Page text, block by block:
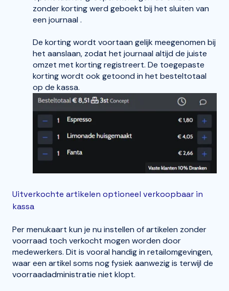
zonder korting werd geboekt bij het sluiten van
een journaal .
De korting wordt voortaan gelijk meegenomen bij
het aanslaan, zodat het journaal altijd de juiste
omzet met korting registreert. De toegepaste
korting wordt ook getoond in het besteltotaal
op de kassa.
Uitverkochte artikelen optioneel verkoopbaar in
kassa
Per menukaart kun je nu instellen of artikelen zonder
voorraad toch verkocht mogen worden door
medewerkers. Dit is vooral handig in retailomgevingen,
waar een artikel soms nog fysiek aanwezig is terwijl de
voorraadadministratie niet klopt.